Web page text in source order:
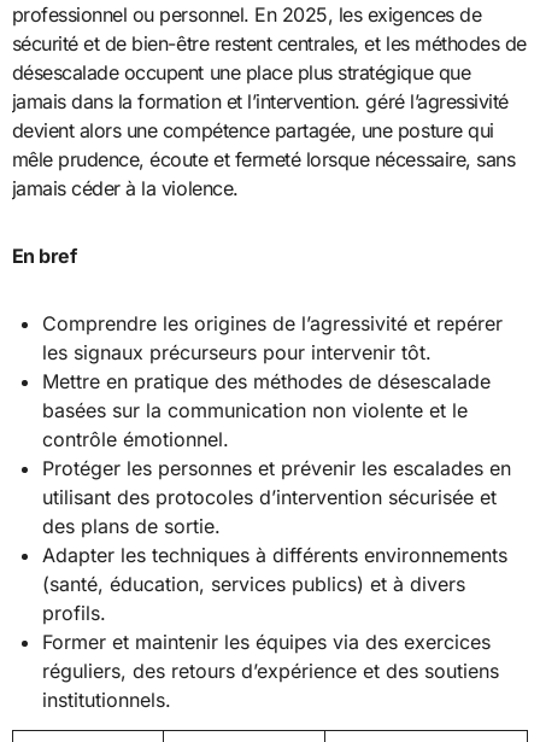
professionnel ou personnel. En 2025, les exigences de
sécurité et de bien-être restent centrales, et les méthodes de
désescalade occupent une place plus stratégique que
jamais dans la formation et l’intervention. géré l’agressivité
devient alors une compétence partagée, une posture qui
mêle prudence, écoute et fermeté lorsque nécessaire, sans
jamais céder à la violence.
En bref
Comprendre les origines de l’agressivité et repérer
les signaux précurseurs pour intervenir tôt.
Mettre en pratique des méthodes de désescalade
basées sur la communication non violente et le
contrôle émotionnel.
Protéger les personnes et prévenir les escalades en
utilisant des protocoles d’intervention sécurisée et
des plans de sortie.
Adapter les techniques à différents environnements
(santé, éducation, services publics) et à divers
profils.
Former et maintenir les équipes via des exercices
réguliers, des retours d’expérience et des soutiens
institutionnels.